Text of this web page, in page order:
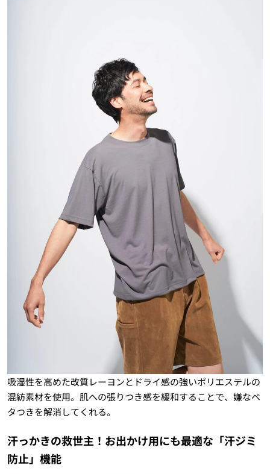
吸湿性を高めた改質レーヨンとドライ感の強いポリエステルの
混紡素材を使用。肌への張りつき感を緩和することで、嫌なベ
タつきを解消してくれる。
汗っかきの救世主！お出かけ用にも最適な「汗ジミ
防止」機能